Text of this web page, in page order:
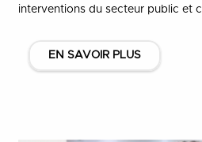
interventions du secteur public et
EN SAVOIR PLUS